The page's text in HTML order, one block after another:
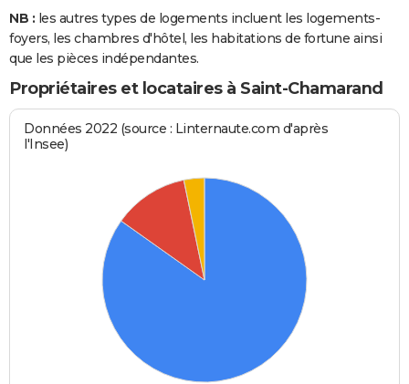
NB : les autres types de logements incluent les logements-
foyers, les chambres d'hôtel, les habitations de fortune ainsi
que les pièces indépendantes.
Propriétaires et locataires à Saint-Chamarand
Données 2022 (source : Linternaute.com d'après
l'Insee)